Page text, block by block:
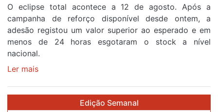
primeira
etapa
da
87ª
Volta
O eclipse total acontece a 12 de agosto. Após a
campanha de reforço disponível desde ontem, a
adesão registou um valor superior ao esperado e em
menos de 24 horas esgotaram o stock a nível
nacional.
Ler mais
Edição Semanal